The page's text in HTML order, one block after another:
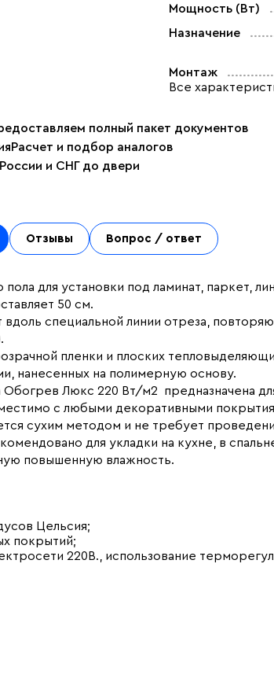
Мощность (Вт)
Назначение
Монтаж
Все
полный пакет документов
Расчет и подбор аналогов
и СНГ до двери
Отзывы Вопрос / ответ
пола для установки под ламинат, паркет,
50 см.
специальной линии отреза,
пленки и плоских
нанесенных на полимерную основу.
Обогрев Люкс 220 Вт/м2 предназначена
с любыми декоративными
сухим методом и не требует
для укладки на кухне, в
повышенную влажность.
Цельсия;
покрытий;
220В., использование